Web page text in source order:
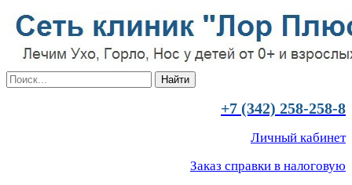
+7 (342) 258-258-8
Личный кабинет
Заказ справки в налоговую